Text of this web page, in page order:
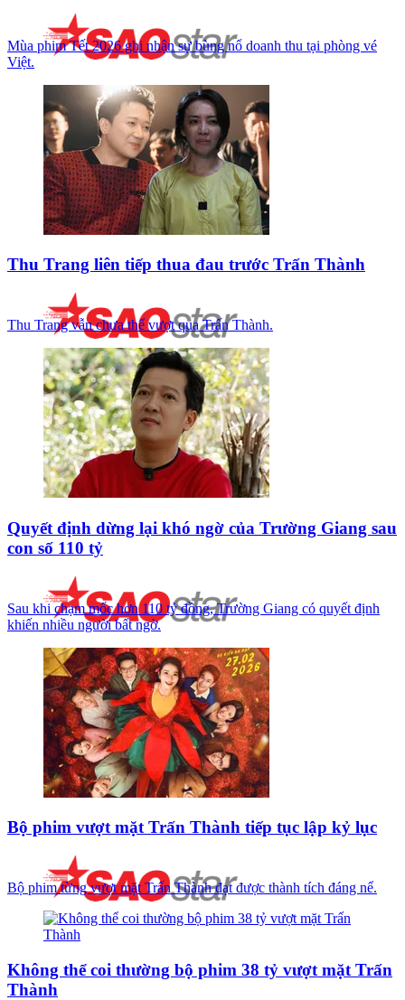
Mùa phim Tết 2026 ghi nhận sự bùng nổ doanh thu tại phòng vé
Việt.
Thu Trang liên tiếp thua đau trước Trấn Thành
Thu Trang vẫn chưa thể vượt qua Trấn Thành.
Quyết định dừng lại khó ngờ của Trường Giang sau
con số 110 tỷ
Sau khi chạm mốc hơn 110 tỷ đồng, Trường Giang có quyết định
khiến nhiều người bất ngờ.
Bộ phim vượt mặt Trấn Thành tiếp tục lập kỷ lục
Bộ phim từng vượt mặt Trấn Thành đạt được thành tích đáng nể.
Không thể coi thường bộ phim 38 tỷ vượt mặt Trấn
Thành